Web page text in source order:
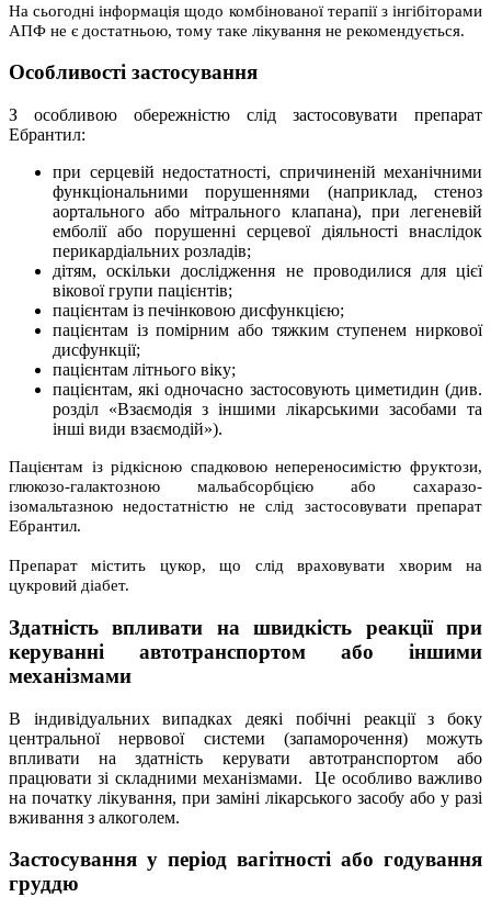
На сьогодні інформація щодо комбінованої терапії з інгібіторами
АПФ не є достатньою, тому таке лікування не рекомендується.
Особливості застосування
З особливою обережністю слід застосовувати препарат
Ебрантил:
при серцевій недостатності, спричиненій механічними
функціональними порушеннями (наприклад, стеноз
аортального або мітрального клапана), при легеневій
емболії або порушенні серцевої діяльності внаслідок
перикардіальних розладів;
дітям, оскільки дослідження не проводилися для цієї
вікової групи пацієнтів;
пацієнтам із печінковою дисфункцією;
пацієнтам із помірним або тяжким ступенем ниркової
дисфункції;
пацієнтам літнього віку;
пацієнтам, які одночасно застосовують циметидин (див.
розділ «Взаємодія з іншими лікарськими засобами та
інші види взаємодій»).
Пацієнтам із рідкісною спадковою непереносимістю фруктози,
глюкозо-галактозною мальабсорбцією або сахаразо-
ізомальтазною недостатністю не слід застосовувати препарат
Ебрантил.
Препарат містить цукор, що слід враховувати хворим на
цукровий діабет.
Здатність впливати на швидкість реакції при
керуванні автотранспортом або іншими
механізмами
В індивідуальних випадках деякі побічні реакції з боку
центральної нервової системи (запаморочення) можуть
впливати на здатність керувати автотранспортом або
працювати зі складними механізмами. Це особливо важливо
на початку лікування, при заміні лікарського засобу або у разі
вживання з алкоголем.
Застосування у період вагітності або годування
груддю